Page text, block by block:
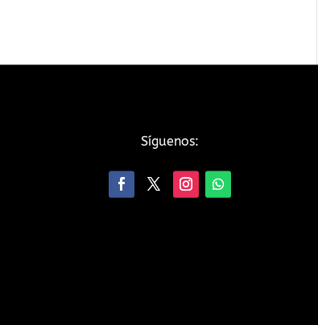
Síguenos: